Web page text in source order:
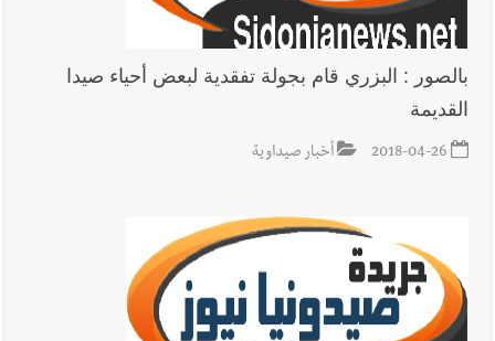
بالصور : البزري قام بجولة تفقدية لبعض أحياء صيدا
القديمة
2018-04-26 أخبار صيداوية